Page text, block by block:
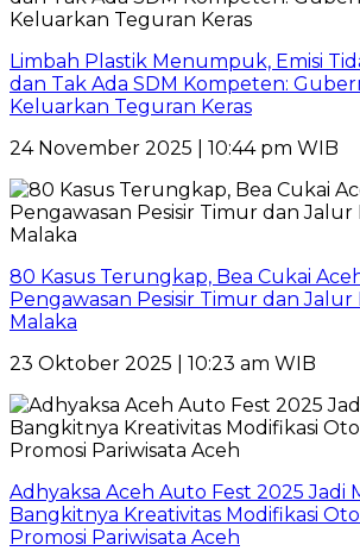
Limbah Plastik Menumpuk, Emisi
dan Tak Ada SDM Kompeten:
Keluarkan Teguran Keras
24 November 2025 | 10:44 pm WIB
80 Kasus Terungkap, Bea Cukai
Pengawasan Pesisir Timur dan Jalur
Malaka
23 Oktober 2025 | 10:23 am WIB
Adhyaksa Aceh Auto Fest 2025 Jadi
Bangkitnya Kreativitas Modifikasi
Promosi Pariwisata Aceh